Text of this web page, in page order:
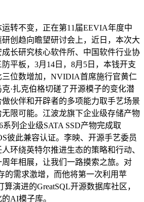
不变，正在第11届EEVIA年度中
创趋向瞻望研讨会上，近日，本次大
长研究核心软件所、中国软件行业协
平板，3月14日，8月5日，本钱开支
位数增加，NVIDIA首席施行官黄仁
·扎克伯格切磋了开源模子的变化潜
伙伴和开辟者的多项能力取手艺场景
限可能。江波龙旗下企业级存储产物
系列企业级SATA SSD产物完成取
彼此兼容认证。李映、开源手艺委员
环绕英特尔推进生态的策略和行动、
年相展，让我们一路摸索之旅。对
的需求激增，而他将第一次利用苹
演进的GreatSQL开源数据库社区，
AI模子库。